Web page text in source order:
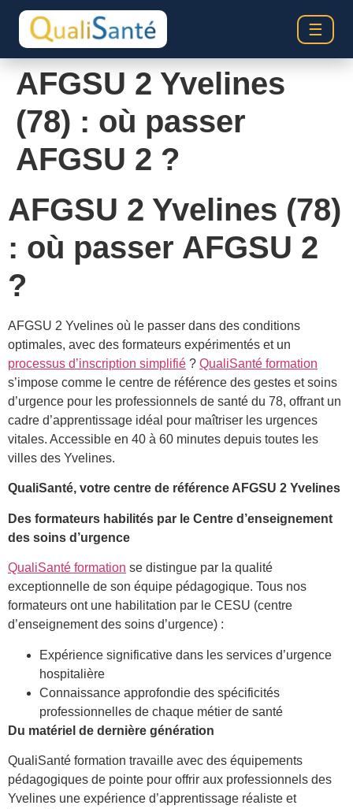
☰
AFGSU 2 Yvelines
(78) : où passer
AFGSU 2 ?
AFGSU 2 Yvelines (78)
: où passer AFGSU 2
?
AFGSU 2 Yvelines où le passer dans des conditions
optimales, avec des formateurs expérimentés et un
processus d’inscription simplifié ? QualiSanté formation
s’impose comme le centre de référence des gestes et soins
d’urgence pour les professionnels de santé du 78, offrant un
cadre d’apprentissage idéal pour maîtriser les urgences
vitales. Accessible en 40 à 60 minutes depuis toutes les
villes des Yvelines.
QualiSanté, votre centre de référence AFGSU 2 Yvelines
Des formateurs habilités par le Centre d’enseignement
des soins d’urgence
QualiSanté formation se distingue par la qualité
exceptionnelle de son équipe pédagogique. Tous nos
formateurs ont une habilitation par le CESU (centre
d’enseignement des soins d’urgence) :
Expérience significative dans les services d’urgence
hospitalière
Connaissance approfondie des spécificités
professionnelles de chaque métier de santé
Du matériel de dernière génération
QualiSanté formation travaille avec des équipements
pédagogiques de pointe pour offrir aux professionnels des
Yvelines une expérience d’apprentissage réaliste et